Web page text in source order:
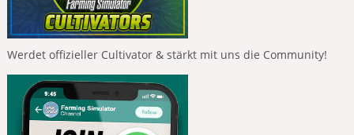
Werdet offizieller Cultivator & stärkt mit uns die Community!